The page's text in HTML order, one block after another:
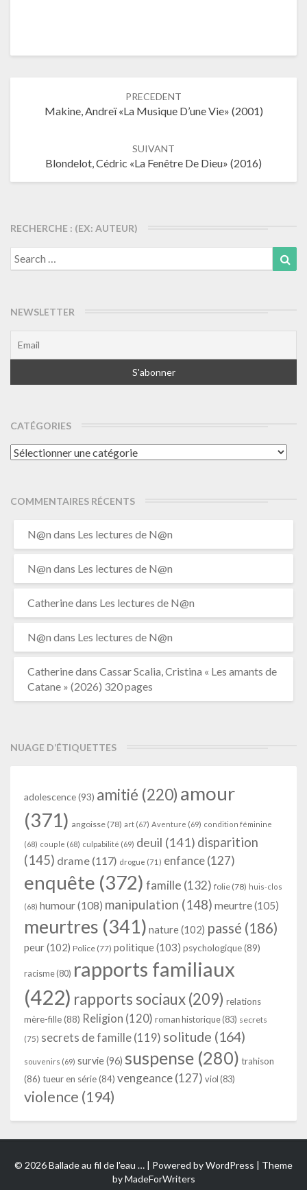
PRECEDENT
Makine, Andreï «La Musique D’une Vie» (2001)
SUIVANT
Blondelot, Cédric «La Fenêtre De Dieu» (2016)
RECHERCHE : (EX: AUTEUR)
Search
for:
NEWSLETTER
CATÉGORIES
Catégories
COMMENTAIRES RÉCENTS
N@n dans Les lectures de N@n
N@n dans Les lectures de N@n
Catherinedans Les lectures de N@n
N@n dans Les lectures de N@n
Catherinedans Cassar Scalia, Cristina « Les amants de
Catane » (2026) 320 pages
NUAGE D’ÉTIQUETTES
adolescence(93) amitié (220) amour
(371) angoisse (78) art (67) Aventure (69) condition féminine
(68) couple (68) culpabilité (69) deuil (141) disparition
(145) drame (117) drogue (71) enfance(127)
enquête (372) famille (132) folie (78) huis-clos
(68) humour(108) manipulation (148) meurtre(105)
meurtres (341) nature(102) passé (186)
peur(102) Police (77) politique(103) psychologique(89)
racisme (80) rapports familiaux
(422) rapports sociaux(209) relations
mère-fille(88) Religion (120) roman historique(83) secrets
(75) secrets de famille (119) solitude (164)
souvenirs (69) survie(96) suspense (280) trahison
(86) tueur en série(84) vengeance(127) viol (83)
violence (194)
© 2026 Ballade au fil de l'eau … | Powered byWordPress | Theme
byMadeForWriters